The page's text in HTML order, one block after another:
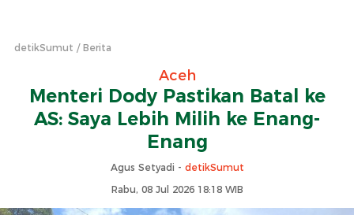
detikSumut Berita
Aceh
Menteri Dody Pastikan Batal ke
AS: Saya Lebih Milih ke Enang-
Enang
Agus Setyadi - detikSumut
Rabu, 08 Jul 2026 18:18 WIB